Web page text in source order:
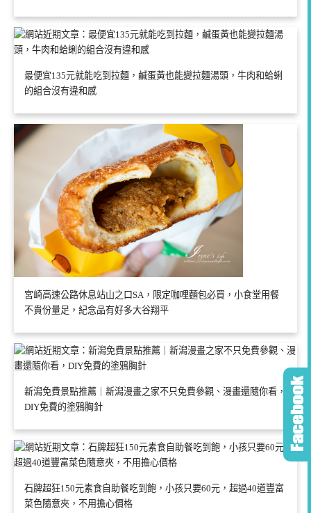
最便宜135元就能吃到拉麵，鹹蛋黃也能變拉麵湯頭，牛肉和蛤蜊
的組合沒有違和感
宮崎高速公路休息站山之口SA，限定咖哩麵包必買，小食堂用餐
不貴份量足，紀念品有好多大谷翔平
新潟免費景點推薦｜新潟漫畫之家不只免費參觀、漫畫還隨你看，
DIY免費的塗鴉胸針
石牌超狂150元素食自助餐吃到飽，小孩只要60元，超過40道豐富
菜色隨意夾，不用擔心價格